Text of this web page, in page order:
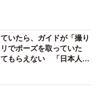
…出雲大社の日本最大級
り掛けかえ 伝統の「大
超再生「ほんとに圧巻」
外のような絶景ショット
からいいところだったん